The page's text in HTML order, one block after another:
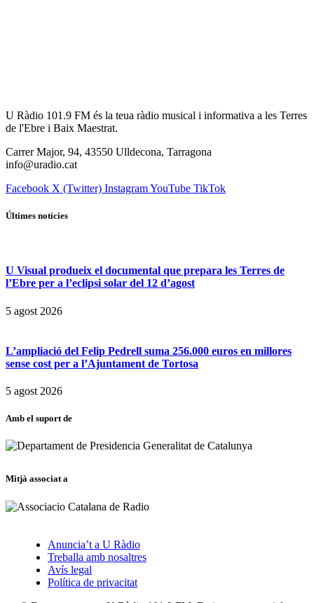
U Ràdio 101.9 FM és la teua ràdio musical i informativa a les Terres
de l'Ebre i Baix Maestrat.
Carrer Major, 94, 43550 Ulldecona, Tarragona
info@uradio.cat
Facebook X (Twitter) InstagramYouTube TikTok
Últimes notícies
U Visual produeix el documental que prepara les Terres de
l’Ebre per a l’eclipsi solar del 12 d’agost
5 agost 2026
L’ampliació del Felip Pedrell suma 256.000 euros en millores
sense cost per a l’Ajuntament de Tortosa
5 agost 2026
Amb el suport de
Mitjà associat a
Anuncia’t a U Ràdio
Treballa amb nosaltres
Avís legal
Política de privacitat